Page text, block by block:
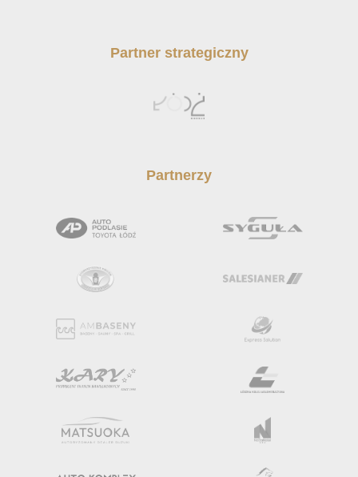
Partner strategiczny
Partnerzy